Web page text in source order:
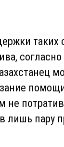
что
– это всегда
должен
самом деле, в